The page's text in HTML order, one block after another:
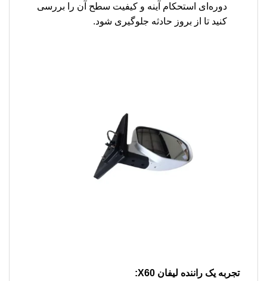
دوره‌ای استحکام آینه و کیفیت سطح آن را بررسی
کنید تا از بروز حادثه جلوگیری شود.
تجربه یک راننده لیفان X60: